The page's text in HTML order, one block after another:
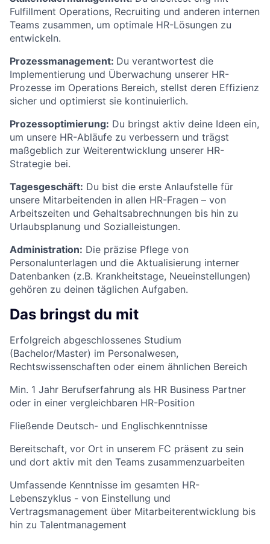
Fulfillment Operations, Recruiting und anderen internen
Teams zusammen, um optimale HR-Lösungen zu
entwickeln.
Prozessmanagement: Du verantwortest die
Implementierung und Überwachung unserer HR-
Prozesse im Operations Bereich, stellst deren Effizienz
sicher und optimierst sie kontinuierlich.
Prozessoptimierung: Du bringst aktiv deine Ideen ein,
um unsere HR-Abläufe zu verbessern und trägst
maßgeblich zur Weiterentwicklung unserer HR-
Strategie bei.
Tagesgeschäft: Du bist die erste Anlaufstelle für
unsere Mitarbeitenden in allen HR-Fragen – von
Arbeitszeiten und Gehaltsabrechnungen bis hin zu
Urlaubsplanung und Sozialleistungen.
Administration: Die präzise Pflege von
Personalunterlagen und die Aktualisierung interner
Datenbanken (z.B. Krankheitstage, Neueinstellungen)
gehören zu deinen täglichen Aufgaben.
Das bringst du mit
Erfolgreich abgeschlossenes Studium
(Bachelor/Master) im Personalwesen,
Rechtswissenschaften oder einem ähnlichen Bereich
Min. 1 Jahr Berufserfahrung als HR Business Partner
oder in einer vergleichbaren HR-Position
Fließende Deutsch- und Englischkenntnisse
Bereitschaft, vor Ort in unserem FC präsent zu sein
und dort aktiv mit den Teams zusammenzuarbeiten
Umfassende Kenntnisse im gesamten HR-
Lebenszyklus - von Einstellung und
Vertragsmanagement über Mitarbeiterentwicklung bis
hin zu Talentmanagement